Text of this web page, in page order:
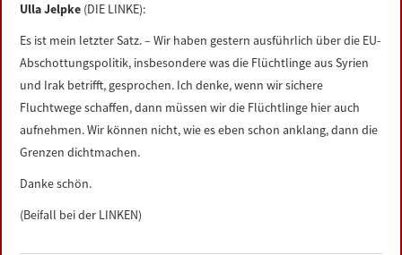
Ulla Jelpke (DIE LINKE):
Es ist mein letzter Satz. – Wir haben gestern ausführlich über die EU-
Abschottungspolitik, insbesondere was die Flüchtlinge aus Syrien
und Irak betrifft, gesprochen. Ich denke, wenn wir sichere
Fluchtwege schaffen, dann müssen wir die Flüchtlinge hier auch
aufnehmen. Wir können nicht, wie es eben schon anklang, dann die
Grenzen dichtmachen.
Danke schön.
(Beifall bei der LINKEN)